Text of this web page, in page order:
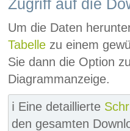
Zugriff auf die
Um die Daten
Tabelle zu einem
Sie dann die Option
Diagrammanzeige.
ℹ️ Eine detaillierte
den gesamten